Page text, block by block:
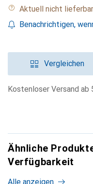
Aktuell nicht lieferbar
Benachrichtigen,
Vergleichen
Kostenloser Versand ab
Ähnliche
Verfügbarkeit
Alle anzeigen